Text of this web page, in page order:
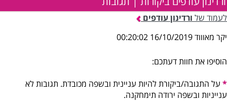
לעמוד של ורדינון עודפים
יקר מאוווד 16/10/2019 00:20:02
הוסיפו את חוות דעתכם:
* על התגובה/ביקורת להיות עניינית ובשפה מכובדת. תגובות לא
ענייניות ובשפה ירודה תימחקנה.